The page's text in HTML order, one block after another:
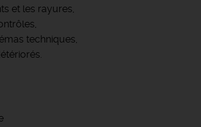
et les rayures,
techniques,